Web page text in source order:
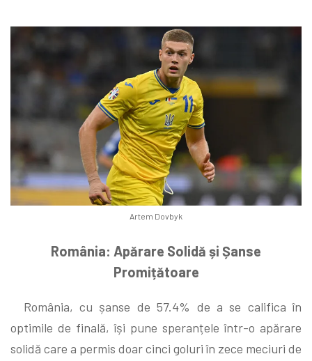
Artem Dovbyk
România: Apărare Solidă și Șanse
Promițătoare
România, cu șanse de 57.4% de a se califica în
optimile de finală, își pune speranțele într-o apărare
solidă care a permis doar cinci goluri în zece meciuri de